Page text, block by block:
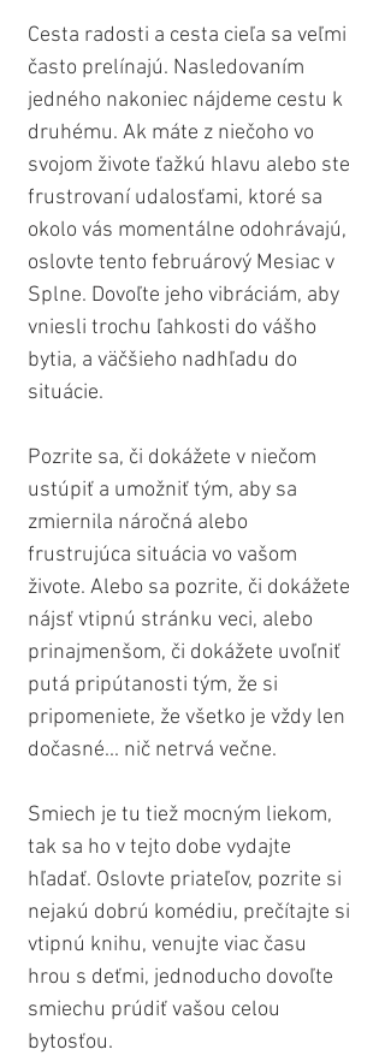
Cesta radosti a cesta cieľa sa veľmi
často prelínajú. Nasledovaním
jedného nakoniec nájdeme cestu k
druhému. Ak máte z niečoho vo
svojom živote ťažkú ​​hlavu alebo ste
frustrovaní udalosťami, ktoré sa
okolo vás momentálne odohrávajú,
oslovte tento februárový Mesiac v
Splne. Dovoľte jeho vibráciám, aby
vniesli trochu ľahkosti do vášho
bytia, a väčšieho nadhľadu do
situácie.
Pozrite sa, či dokážete v niečom
ustúpiť a umožniť tým, aby sa
zmiernila náročná alebo
frustrujúca situácia vo vašom
živote. Alebo sa pozrite, či dokážete
nájsť vtipnú stránku veci, alebo
prinajmenšom, či dokážete uvoľniť
putá pripútanosti tým, že si
pripomeniete, že všetko je vždy len
dočasné... nič netrvá večne.
Smiech je tu tiež mocným liekom,
tak sa ho v tejto dobe vydajte
hľadať. Oslovte priateľov, pozrite si
nejakú dobrú komédiu, prečítajte si
vtipnú knihu, venujte viac času
hrou s deťmi, jednoducho dovoľte
smiechu prúdiť vašou celou
bytosťou.